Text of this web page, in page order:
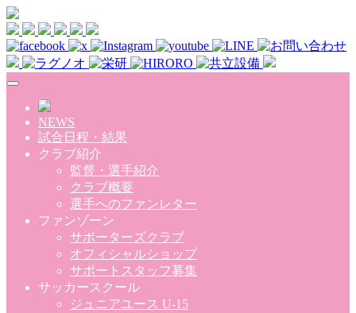
Skip to main content
NEWS
試合日程・結果
クラブ紹介
監督・選手紹介
クラブ概要
選手へのファンレター
ファンゾーン
サポーターズクラブ
オフィシャルショップ
サポートスタッフ募集
サッカースクール
ジュニアユース U-15